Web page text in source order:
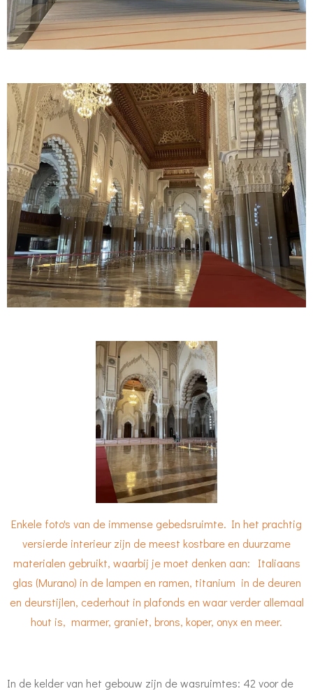
Enkele foto's van de immense gebedsruimte. In het prachtig
versierde interieur zijn de meest kostbare en duurzame
materialen gebruikt, waarbij je moet denken aan: Italiaans
glas (Murano) in de lampen en ramen, titanium in de deuren
en deurstijlen, cederhout in plafonds en waar verder allemaal
hout is, marmer, graniet, brons, koper, onyx en meer.
In de kelder van het gebouw zijn de wasruimtes: 42 voor de